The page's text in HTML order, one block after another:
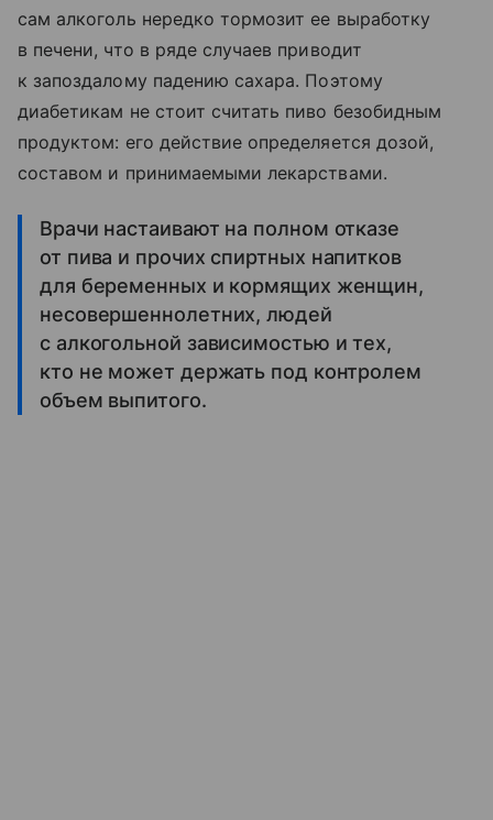
сам алкоголь нередко тормозит ее выработку
в печени, что в ряде случаев приводит
к запоздалому падению сахара. Поэтому
диабетикам не стоит считать пиво безобидным
продуктом: его действие определяется дозой,
составом и принимаемыми лекарствами.
Врачи настаивают на полном отказе
от пива и прочих спиртных напитков
для беременных и кормящих женщин,
несовершеннолетних, людей
с алкогольной зависимостью и тех,
кто не может держать под контролем
объем выпитого.